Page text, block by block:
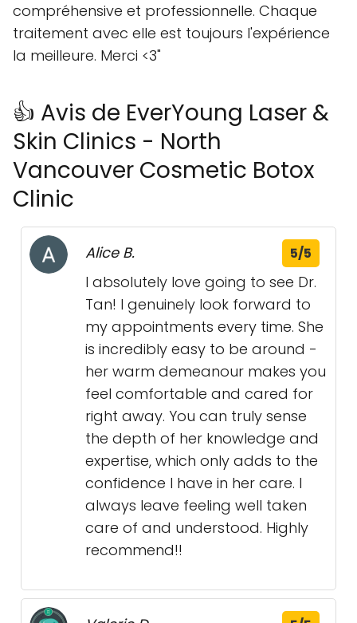
compréhensive et professionnelle. Chaque
traitement avec elle est toujours l'expérience
la meilleure. Merci <3"
👍 Avis de EverYoung Laser &
Skin Clinics - North
Vancouver Cosmetic Botox
Clinic
Alice B. 5/5
I absolutely love going to see Dr.
Tan! I genuinely look forward to
my appointments every time. She
is incredibly easy to be around -
her warm demeanour makes you
feel comfortable and cared for
right away. You can truly sense
the depth of her knowledge and
expertise, which only adds to the
confidence I have in her care. I
always leave feeling well taken
care of and understood. Highly
recommend!!